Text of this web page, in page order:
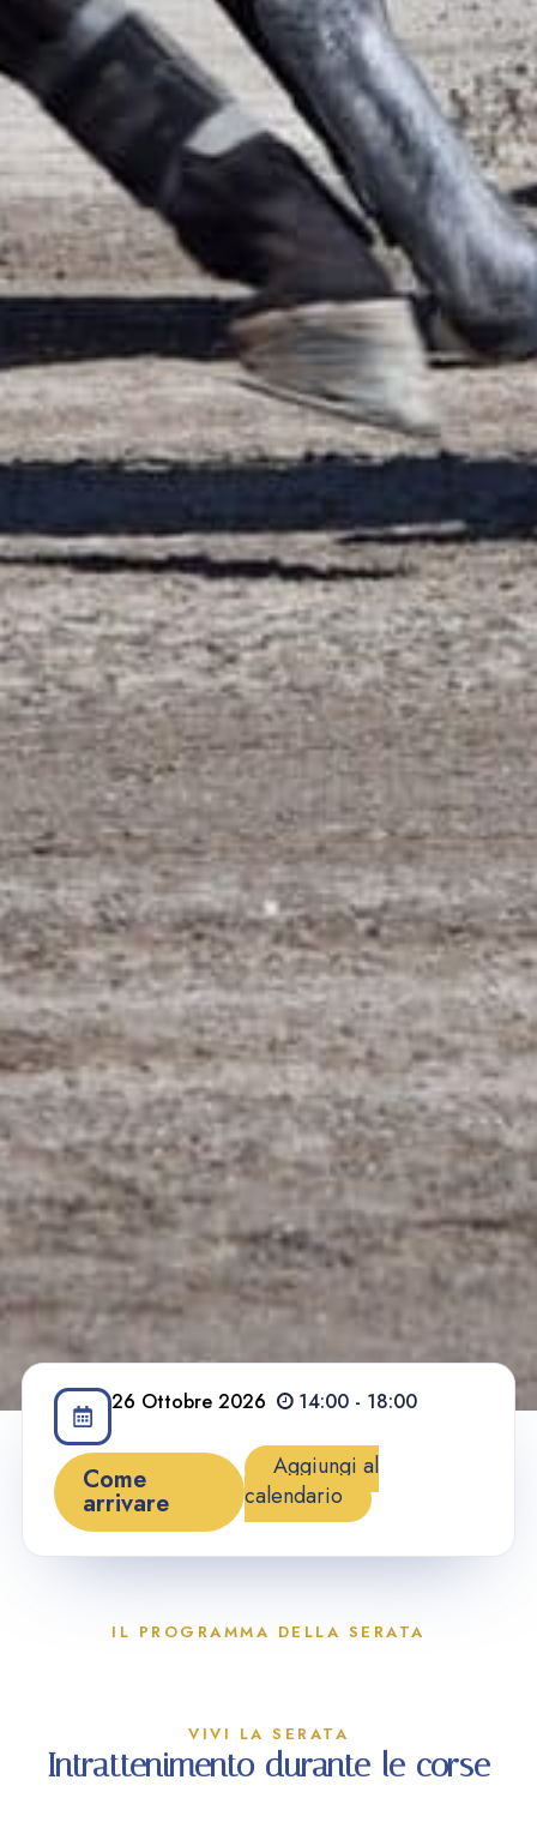
26 Ottobre 2026 14:00 - 18:00
Come
arrivare
Aggiungi al
calendario
IL PROGRAMMA DELLA SERATA
VIVI LA SERATA
Intrattenimento durante le corse